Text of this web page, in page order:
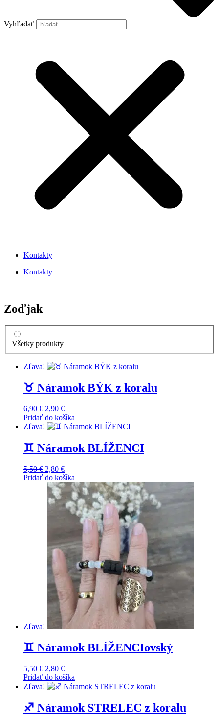
Vyhľadať
Kontakty
Kontakty
Zoďjak
Všetky produkty
Zľava!
♉️ Náramok BÝK z koralu
6,90€ Original
price
was:
2,90 €Current
price
is:
Pridať do košíka
Zľava!
♊️ Náramok BLÍŽENCI
5,50€ Original
price
was:
5,50 €.
2,80 €Current
price
is:
2,80 €.
Pridať do košíka
Zľava!
♊️ Náramok BLÍŽENCIovský
5,50€ Original
price
was:
2,80 €Current
price
is:
Pridať do košíka
Zľava!
♐️ Náramok STRELEC z koralu